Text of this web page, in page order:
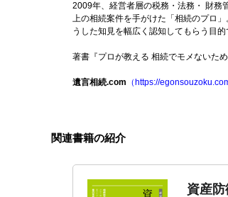
2009年、経営者層の税務・法務・ 財務
上の相続案件を手がけた「相続のプロ
うした知見を幅広く認知してもらう目
著書『プロが教える 相続でモメないた
遺言相続.com （https://
関連書籍の紹介
資産